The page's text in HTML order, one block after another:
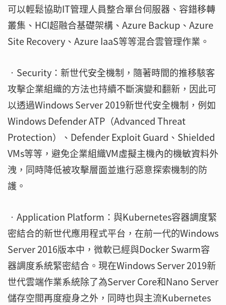
可以輕鬆協助IT管理人員整合單台伺服器、容錯移轉
叢集、HCI超融合基礎架構、Azure Backup、Azure
Site Recovery、Azure IaaS等等混合雲管理作業。
‧Security：新世代安全機制，隨著時間的推移駭客
攻擊企業組織的方法也持續不斷演變和翻新，因此可
以透過Windows Server 2019新世代安全機制，例如
Windows Defender ATP（Advanced Threat
Protection）、Defender Exploit Guard、Shielded
VMs等等，避免企業組織VM虛擬主機內的機敏資料外
洩，同時降低被攻擊層面並進行惡意探索機制的防
護。
‧Application Platform：與Kubernetes容器調度緊
密結合的新世代應用程式平台，在前一代的Windows
Server 2016版本中，微軟已經與Docker Swarm容
器調度系統緊密結合。現在Windows Server 2019新
世代雲端作業系統除了為Server Core和Nano Server
儲存空間再度瘦身之外，同時也與主流Kubernetes